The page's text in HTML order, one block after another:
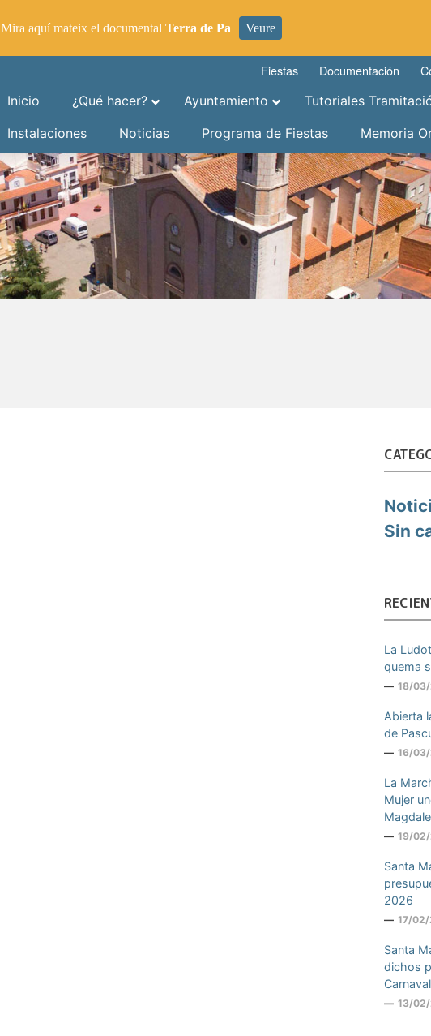
Fiestas Documentación
Inicio
¿Qué hacer? Ayuntamiento
Tutoriales
Instalaciones
Noticias Programa de Fiestas Memoria
Sin
La
quema
18/
Abierta
de
16/
La
Mujer
19/
Santa
2026
17/
Santa
dichos
13/
Mira aquí mateix el documental Terra de Pa Veure